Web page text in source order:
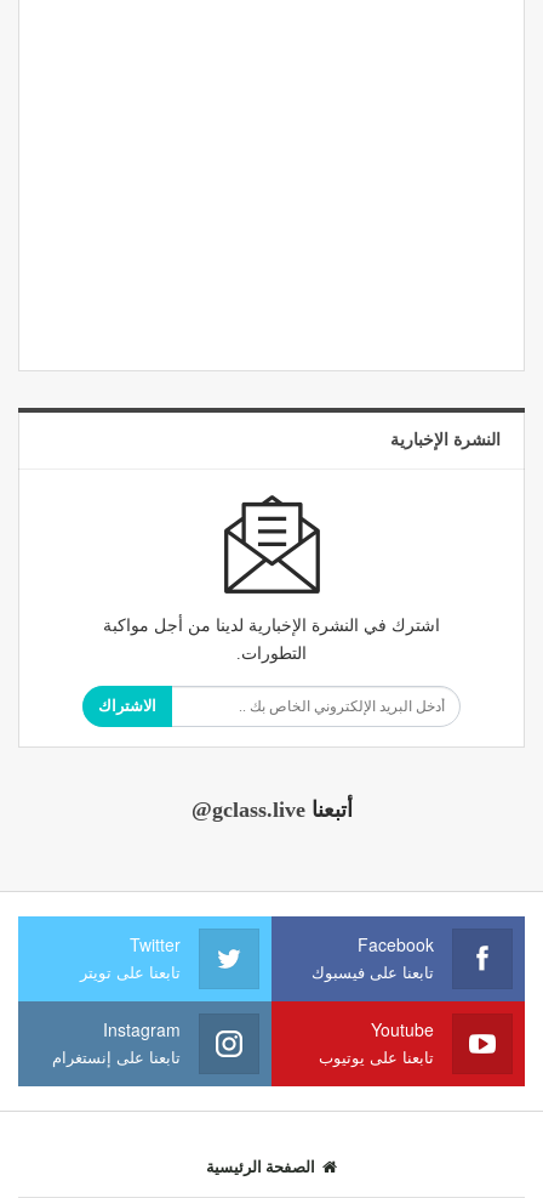
النشرة الإخبارية
اشترك في النشرة الإخبارية لدينا من أجل مواكبة
التطورات.
الاشتراك
أتبعنا@gclass.live
Facebook
تابعنا على فيسبوك
Twitter
تابعنا على تويتر
Youtube
تابعنا على يوتيوب
Instagram
تابعنا على إنستغرام
الصفحة الرئيسية